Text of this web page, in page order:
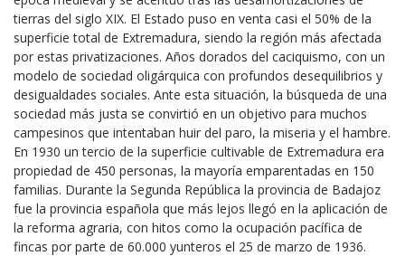
tierras del siglo XIX. El Estado puso en venta casi el 50% de la
superficie total de Extremadura, siendo la región más afectada
por estas privatizaciones. Años dorados del caciquismo, con un
modelo de sociedad oligárquica con profundos desequilibrios y
desigualdades sociales. Ante esta situación, la búsqueda de una
sociedad más justa se convirtió en un objetivo para muchos
campesinos que intentaban huir del paro, la miseria y el hambre.
En 1930 un tercio de la superficie cultivable de Extremadura era
propiedad de 450 personas, la mayoría emparentadas en 150
familias. Durante la Segunda República la provincia de Badajoz
fue la provincia española que más lejos llegó en la aplicación de
la reforma agraria, con hitos como la ocupación pacífica de
fincas por parte de 60.000 yunteros el 25 de marzo de 1936.